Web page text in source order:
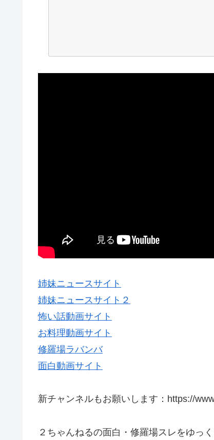
姉妹ニュースサイト
姉妹ニュースサイト２
怖い話動画サイト
お料理動画サイト
修羅場ラバンバ
面白動画サイト
新チャンネルもお願いします：https://
２ちゃんねるの面白・修羅場スレをゆっ